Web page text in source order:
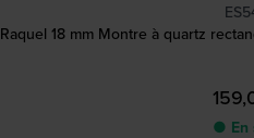
Raquel 18 mm Montre à quartz
● En